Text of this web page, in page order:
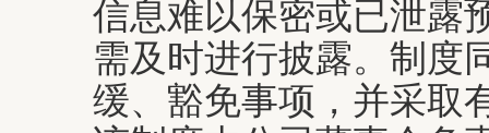
信息难以保密或已泄露
需及时进行披露。制度
缓、豁免事项，并采取